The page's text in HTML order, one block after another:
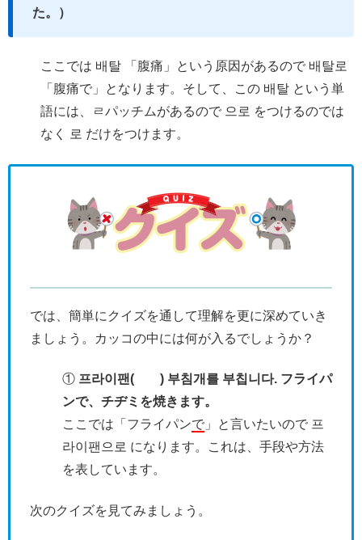
た。）
ここでは 배탈 「腹痛」という原因があるので 배탈로
「腹痛で」となります。そして、この 배탈 という単
語には、ㄹパッチムがあるので 으로 をつけるのでは
なく 로 だけをつけます。
では、簡単にクイズを通して理解を更に深めていき
ましょう。カッコの中には何が入るでしょうか？
① 프라이팬( ) 부침개를 부칩니다. フライパ
ンで、チヂミを焼きます。
ここでは「フライパンで 」と言いたいので 프
라이팬으로 になります。これは、手段や方法
を表しています。
次のクイズを見てみましょう。